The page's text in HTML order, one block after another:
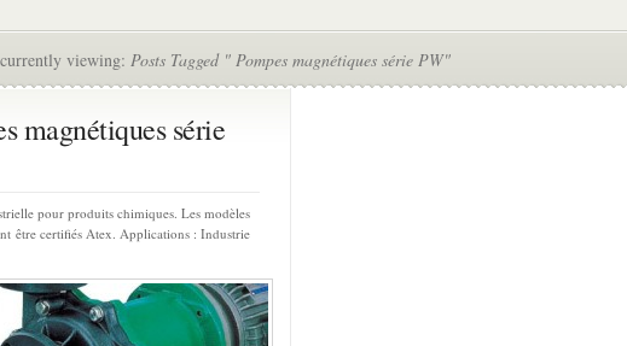
viewing: Posts Tagged " Pompes magnétiques série PW"
magnétiques série
pour produits chimiques. Les modèles
être certifiés Atex. Applications : Industrie